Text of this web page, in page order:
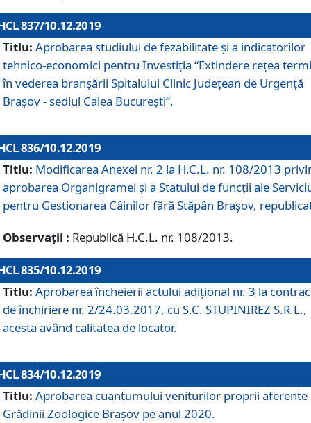
837/10.12.2019
Titlu: Aprobarea studiului de fezabilitate și a indicatorilor
tehnico-economici pentru Investiția “Extindere rețea
în vederea branșării Spitalului Clinic Județean de Urgență
Brașov - sediul Calea București”.
836/10.12.2019
Titlu: Modificarea Anexei nr. 2 la H.C.L. nr. 108/2013
aprobarea Organigramei şi a Statului de funcții ale
pentru Gestionarea Câinilor fără Stăpân Brașov,
Observații : Republică H.C.L. nr. 108/2013.
835/10.12.2019
Titlu: Aprobarea încheierii actului adițional nr. 3 la
de închiriere nr. 2/24.03.2017, cu S.C. STUPINIREZ S.R.L.,
acesta având calitatea de locator.
834/10.12.2019
Titlu: Aprobarea cuantumului veniturilor proprii aferente
Grădinii Zoologice Braşov pe anul 2020.